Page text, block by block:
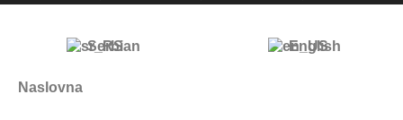
Serbian English
Naslovna